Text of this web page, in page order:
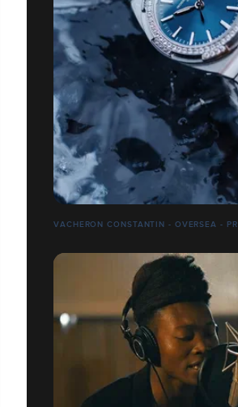
VACHERON CONSTANTIN - OVERSEA - PR